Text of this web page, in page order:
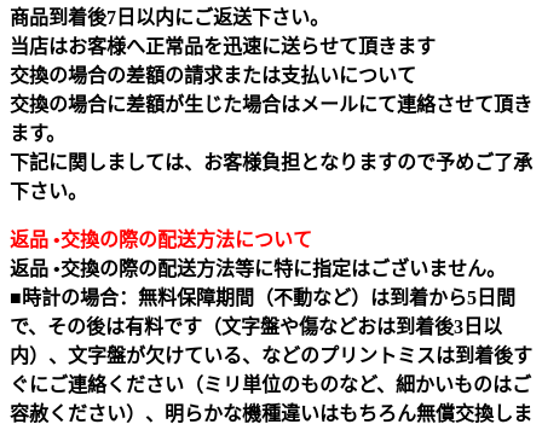
商品到着後7日以内にご返送下さい。
当店はお客様へ正常品を迅速に送らせて頂きます
交換の場合の差額の請求または支払いについて
交換の場合に差額が生じた場合はメールにて連絡させて頂き
ます。
下記に関しましては、お客様負担となりますので予めご了承
下さい。
返品 •交換の際の配送方法について
返品 •交換の際の配送方法等に特に指定はございません。
■時計の場合：無料保障期間（不動など）は到着から5日間
で、その後は有料です（文字盤や傷などおは到着後3日以
内）、文字盤が欠けている、などのプリントミスは到着後す
ぐにご連絡ください（ミリ単位のものなど、細かいものはご
容赦ください）、明らかな機種違いはもちろん無償交換しま